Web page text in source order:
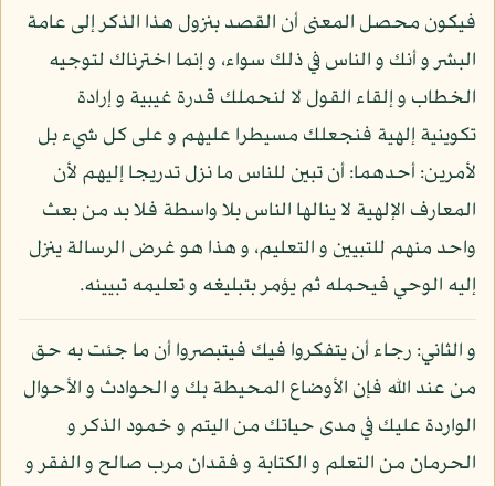
فيكون محصل المعنى أن القصد بنزول هذا الذكر إلى عامة
البشر و أنك و الناس في ذلك سواء، و إنما اخترناك لتوجيه
الخطاب و إلقاء القول لا لنحملك قدرة غيبية و إرادة
تكوينية إلهية فنجعلك مسيطرا عليهم و على كل شيء بل
لأمرين: أحدهما: أن تبين للناس ما نزل تدريجا إليهم لأن
المعارف الإلهية لا ينالها الناس بلا واسطة فلا بد من بعث
واحد منهم للتبيين و التعليم، و هذا هو غرض الرسالة ينزل
إليه الوحي فيحمله ثم يؤمر بتبليغه و تعليمه تبيينه.
و الثاني: رجاء أن يتفكروا فيك فيتبصروا أن ما جئت به حق
من عند الله فإن الأوضاع المحيطة بك و الحوادث و الأحوال
الواردة عليك في مدى حياتك من اليتم و خمود الذكر و
الحرمان من التعلم و الكتابة و فقدان مرب صالح و الفقر و